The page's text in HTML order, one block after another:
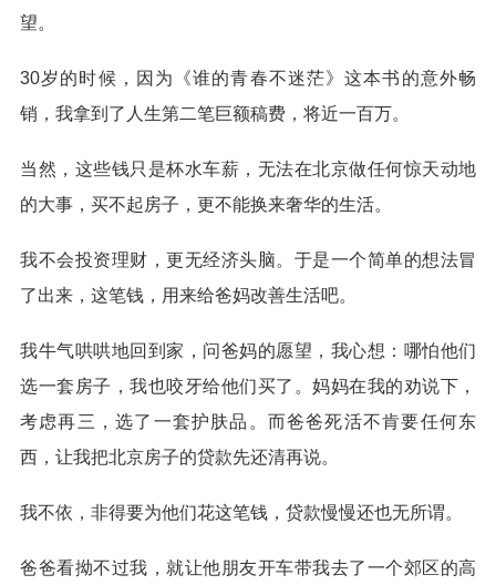
望。
30岁的时候，因为《谁的青春不迷茫》这本书的意外畅
销，我拿到了人生第二笔巨额稿费，将近一百万。
当然，这些钱只是杯水车薪，无法在北京做任何惊天动地
的大事，买不起房子，更不能换来奢华的生活。
我不会投资理财，更无经济头脑。于是一个简单的想法冒
了出来，这笔钱，用来给爸妈改善生活吧。
我牛气哄哄地回到家，问爸妈的愿望，我心想：哪怕他们
选一套房子，我也咬牙给他们买了。妈妈在我的劝说下，
考虑再三，选了一套护肤品。而爸爸死活不肯要任何东
西，让我把北京房子的贷款先还清再说。
我不依，非得要为他们花这笔钱，贷款慢慢还也无所谓。
爸爸看拗不过我，就让他朋友开车带我去了一个郊区的高